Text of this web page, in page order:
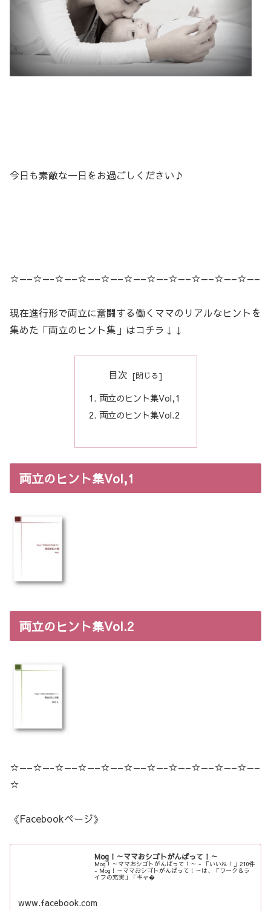
今日も素敵な一日をお過ごしください♪
☆—–☆—-☆—–☆—–☆—–☆—–☆—-☆—–☆—–☆—–☆—–
現在進行形で両立に奮闘する働くママのリアルなヒントを
集めた「両立のヒント集」はコチラ↓↓
目次
両立のヒント集Vol,1
両立のヒント集Vol.2
両立のヒント集Vol,1
両立のヒント集Vol.2
☆—–☆—-☆—–☆—–☆—–☆—–☆—-☆—–☆—–☆—–☆—–
☆
《Facebookページ》
Mog！～ママおシゴトがんばって！～
Mog！～ママおシゴトがんばって！～ - 「いいね！」210件
- Mog！～ママおシゴトがんばって！～は、「ワーク＆ラ
イフの充実」「キャ�
www.facebook.com